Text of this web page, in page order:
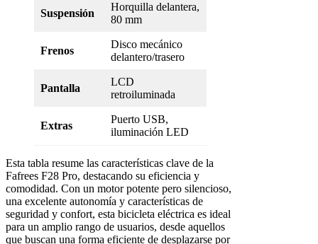
Suspensión
Horquilla delantera,
80 mm
Frenos
Disco mecánico
delantero/trasero
Pantalla
LCD
retroiluminada
Extras
Puerto USB,
iluminación LED
Esta tabla resume las características clave de la
Fafrees F28 Pro, destacando su eficiencia y
comodidad. Con un motor potente pero silencioso,
una excelente autonomía y características de
seguridad y confort, esta bicicleta eléctrica es ideal
para un amplio rango de usuarios, desde aquellos
que buscan una forma eficiente de desplazarse por